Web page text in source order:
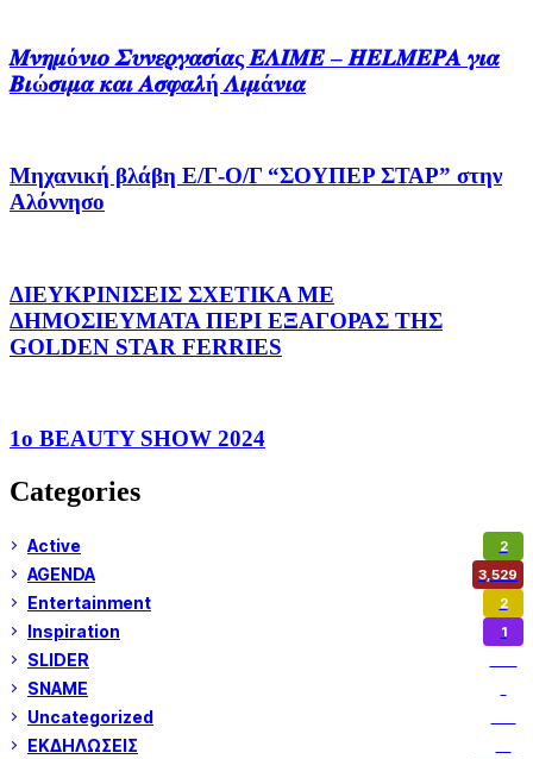
𝜧𝝂𝜼𝝁ό𝝂𝜾𝝄 𝜮𝝊𝝂𝜺𝝆𝜸𝜶𝝈ί𝜶ς 𝜠𝜦𝜤𝜧𝜠 – 𝑯𝑬𝑳𝑴𝑬𝑷𝑨 𝜸𝜾𝜶
𝜝𝜾ώ𝝈𝜾𝝁𝜶 𝜿𝜶𝜾 𝜜𝝈𝝋𝜶𝝀ή 𝜦𝜾𝝁ά𝝂𝜾𝜶
Μηχανική βλάβη Ε/Γ-Ο/Γ “ΣΟΥΠΕΡ ΣΤΑΡ” στην
Αλόννησο
ΔΙΕΥΚΡΙΝΙΣΕΙΣ ΣΧΕΤΙΚΑ ΜΕ
ΔΗΜΟΣΙΕΥΜΑΤΑ ΠΕΡΙ ΕΞΑΓΟΡΑΣ ΤΗΣ
GOLDEN STAR FERRIES
1ο BEAUTY SHOW 2024
Categories
Active 2
AGENDA 3,529
Entertainment 2
Inspiration 1
SLIDER
SNAME
Uncategorized
ΕΚΔΗΛΩΣΕΙΣ